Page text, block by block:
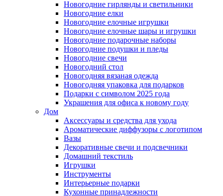
Новогодние гирлянды и светильники
Новогодние елки
Новогодние елочные игрушки
Новогодние елочные шары и игрушки
Новогодние подарочные наборы
Новогодние подушки и пледы
Новогодние свечи
Новогодний стол
Новогодняя вязаная одежда
Новогодняя упаковка для подарков
Подарки с символом 2025 года
Украшения для офиса к новому году
Дом
Аксессуары и средства для ухода
Ароматические диффузоры с логотипом
Вазы
Декоративные свечи и подсвечники
Домашний текстиль
Игрушки
Инструменты
Интерьерные подарки
Кухонные принадлежности